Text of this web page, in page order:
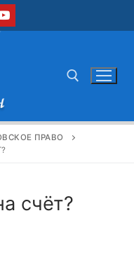
ПРАВО
счёт?